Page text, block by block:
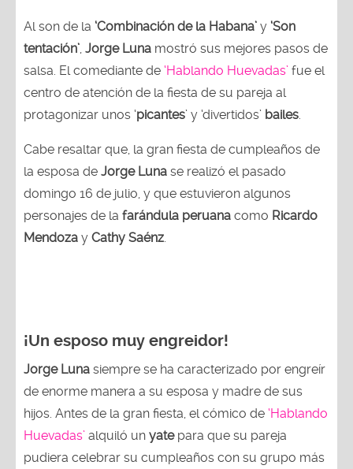
Al son de la ‘Combinación de la Habana’ y ‘Son
tentación’ Jorge Luna mostró sus mejores pasos de
salsa. El comediante de ‘Hablando Huevadas’ fue el
centro de atención de la fiesta de su pareja al
protagonizar unos ‘picantes’ y ‘divertidos’ bailes
Cabe resaltar que, la gran fiesta de cumpleaños de
la esposa de Jorge Luna se realizó el pasado
domingo 16 de julio, y que estuvieron algunos
personajes de la farándula peruana como Ricardo
Mendoza y Cathy Saénz
¡Un esposo muy engreidor!
Jorge Luna siempre se ha caracterizado por engreír
de enorme manera a su esposa y madre de sus
hijos. Antes de la gran fiesta, el cómico de ‘Hablando
Huevadas’ alquiló un yate para que su pareja
pudiera celebrar su cumpleaños con su grupo más